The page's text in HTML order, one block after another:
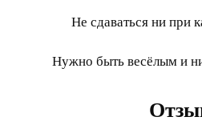
Не сдаваться ни при
Нужно быть весёлым и